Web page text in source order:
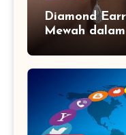
Diamond
Mewah